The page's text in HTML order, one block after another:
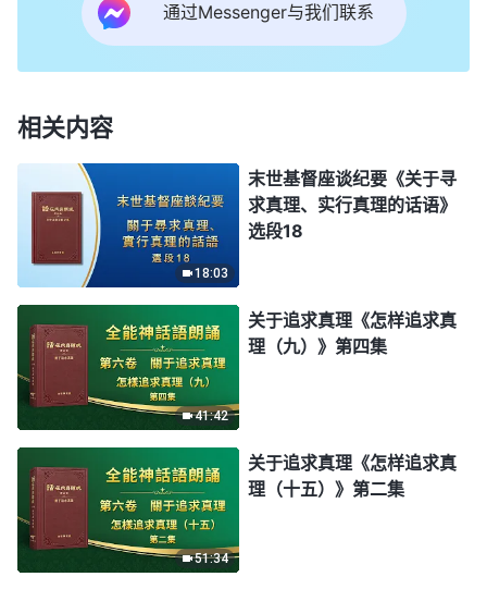
通过Messenger与我们联系
相关内容
18:03
末世基督座谈纪要《关于寻
求真理、实行真理的话语》
选段18
41:42
关于追求真理《怎样追求真
理（九）》第四集
51:34
关于追求真理《怎样追求真
理（十五）》第二集